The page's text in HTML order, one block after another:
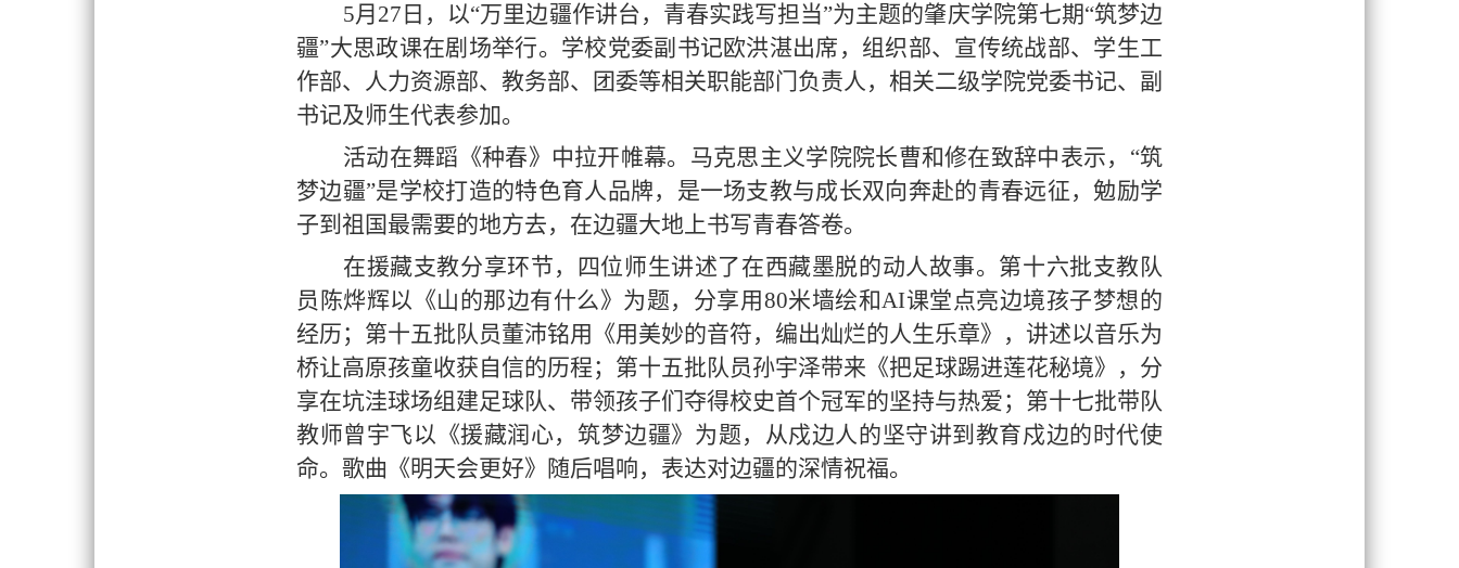
5月27日，以“万里边疆作讲台，青春实践写担当”为主题的肇庆学院第七期“筑梦边
疆”大思政课在剧场举行。学校党委副书记欧洪湛出席，组织部、宣传统战部、学生工
作部、人力资源部、教务部、团委等相关职能部门负责人， 相关二级学院党委书记、副
书记及师生代表参加。
活动在舞蹈《种春》中拉开帷幕。马克思主义学院院长曹和修在致辞中表示， “筑
梦边疆”是学校打造的特色育人品牌，是一场支教与成长双向奔赴的青春远征，勉励学
子到祖国最需要的地方去，在边疆大地上书写青春答卷。
在援藏支教分享环节，四位师生讲述了在西藏墨脱的动人故事。第十六批支教队
员陈烨辉以《山的那边有什么》为题，分享用 80米墙绘和AI课堂点亮边境孩子梦想的
经历；第十五批队员董沛铭用《用美妙的音符，编出灿烂的人生乐章》，讲述以音乐为
桥让高原孩童收获自信的历程；第十五批队员孙宇泽带来《把足球踢进莲花秘境》，分
享在坑洼球场组建足球队、带领孩子们夺得校史首个冠军的坚持与热爱；第十七批带队
教师曾宇飞以《援藏润心，筑梦边疆》为题，从戍边人的坚守讲到教育戍边的时代使
命。歌曲《明天会更好》随后唱响，表达对边疆的深情祝福。